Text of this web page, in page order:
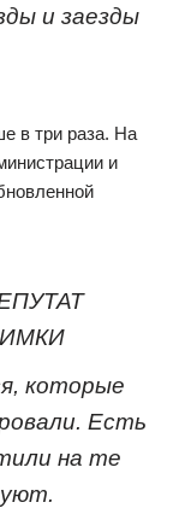
и заезды
в три раза. На
и
которые
Есть
на те